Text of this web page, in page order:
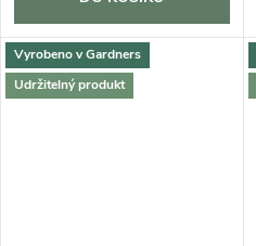
Vyrobeno v Gardners
Udržitelný produkt